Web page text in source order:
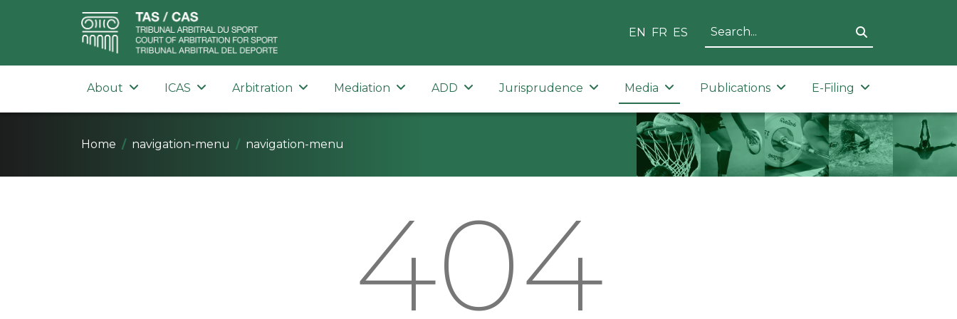
EN FR ES
About ICAS Arbitration Mediation ADD Jurisprudence Media Publications E-Filing
Home navigation-menu navigation-menu
404